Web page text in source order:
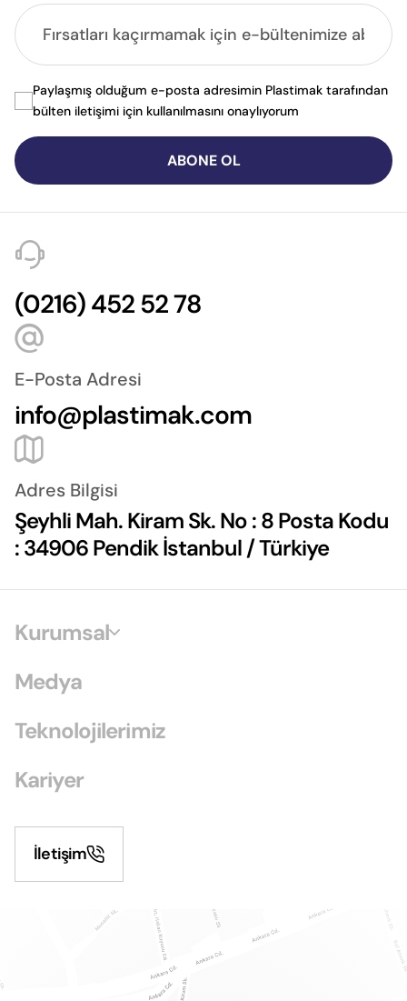
ABONE OL
Paylaşmış olduğum e-posta adresimin Plastimak tarafından
bülten iletişimi için kullanılmasını onaylıyorum
(0216) 452 52 78
E-Posta Adresi
info@plastimak.com
Adres Bilgisi
Şeyhli Mah. Kiram Sk. No : 8 Posta Kodu
: 34906 Pendik İstanbul / Türkiye
Kurumsal
Medya
Teknolojilerimiz
Kariyer
İletişim